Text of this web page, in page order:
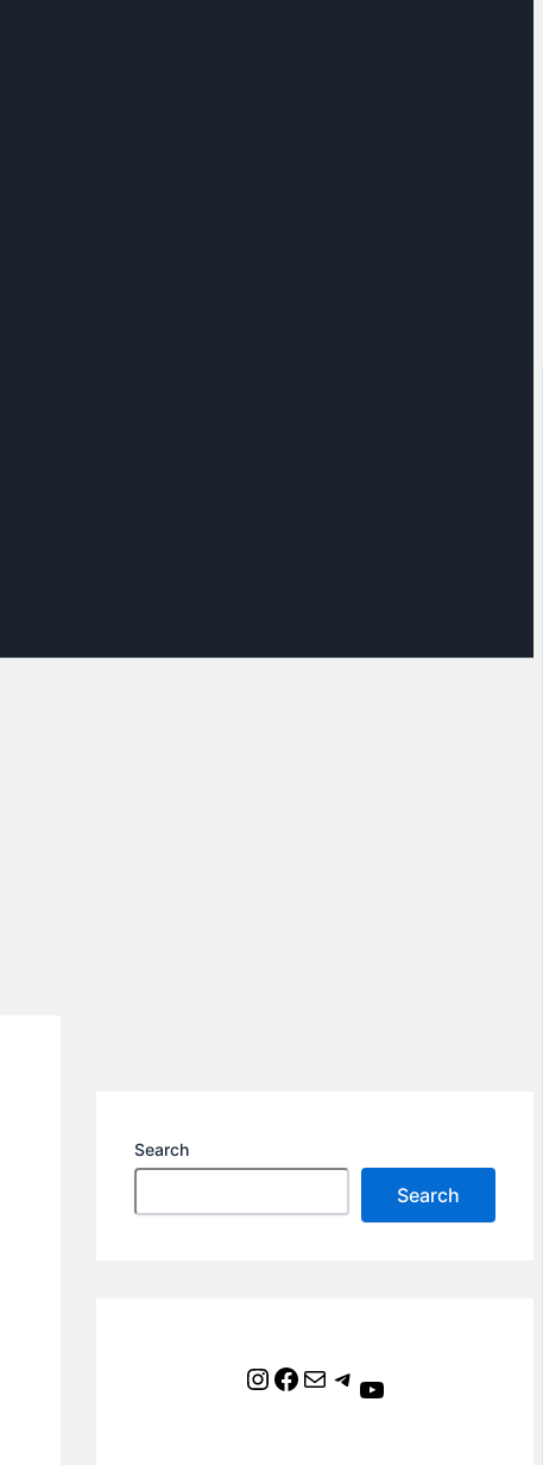
Search
Search
Instagram Facebook Mail Telegram YouTube